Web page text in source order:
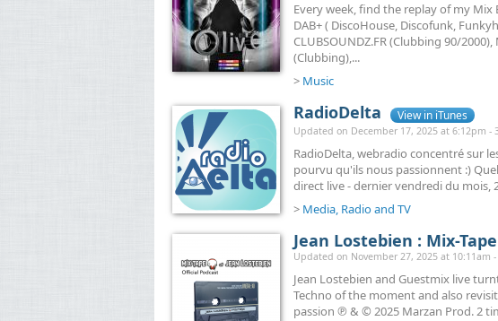
Every week, find the replay of my Mix
DAB+ ( DiscoHouse, Discofunk,
CLUBSOUNDZ.FR (Clubbing 90/
(Clubbing),...
> Music
RadioDelta View in iTunes
Updated on December 17, 2025 at 6:12pm -
RadioDelta, webradio concentré sur
pourvu qu'ils nous passionnent :)
direct live - dernier vendredi du mois,
> Media, Radio and TV
Jean Lostebien : Mix-
Updated on November 27, 2025 at 10:11am
Jean Lostebien and Guestmix live
Techno of the moment and also
passion ℗ & © 2025 Marzan Prod. 2